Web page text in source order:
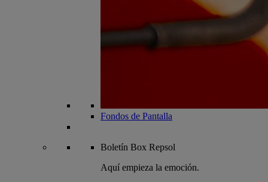
Fondos de Pantalla
Boletín Box Repsol
Aquí empieza la emoción.